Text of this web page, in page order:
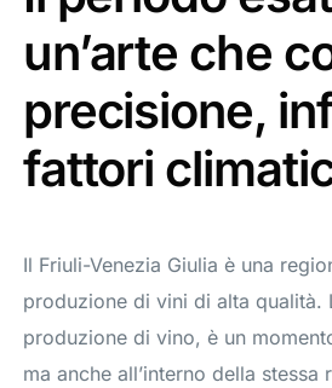
un’arte che
precisione,
fattori
Il Friuli-Venezia Giulia è una
produzione di vini di alta qualità.
produzione di vino, è un
ma anche all’interno della